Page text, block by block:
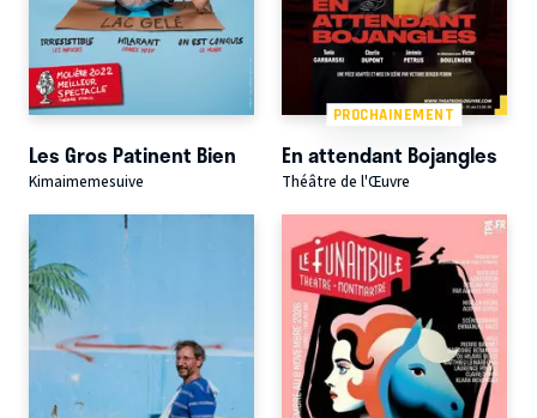
Les Gros Patinent Bien
Kimaimemesuive
PROCHAINEMENT
En attendant Bojangles
Théâtre de l'Œuvre